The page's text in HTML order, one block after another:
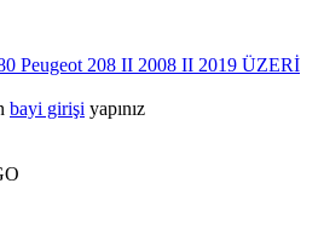
Peugeot 208 II 2008 II 2019 ÜZERİ
bayi girişi yapınız